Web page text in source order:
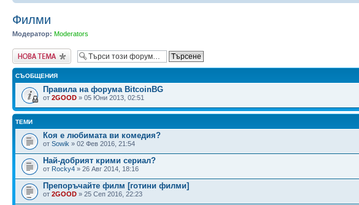
Филми
Модератор: Moderators
Публикувай нова
тема
СЪОБЩЕНИЯ
Правила на форума BitcoinBG
от 2GOOD » 05 Юни 2013, 02:51
ТЕМИ
Коя е любимата ви комедия?
от Sowik » 02 Фев 2016, 21:54
Най-добрият крими сериал?
от Rocky4 » 26 Авг 2014, 18:16
Препоръчайте филм [готини филми]
от 2GOOD » 25 Сеп 2016, 22:23